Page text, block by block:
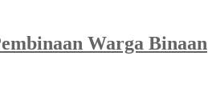
Warga Binaan